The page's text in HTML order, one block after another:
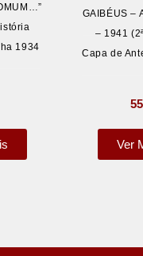
1934
GAIBÉUS –
– 1941
Capa de
55
Ver